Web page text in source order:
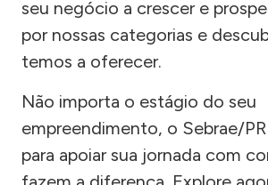
seu negócio a crescer e
por nossas categorias e
temos a oferecer.
Não importa o estágio do seu
empreendimento, o Sebrae/
para apoiar sua jornada com